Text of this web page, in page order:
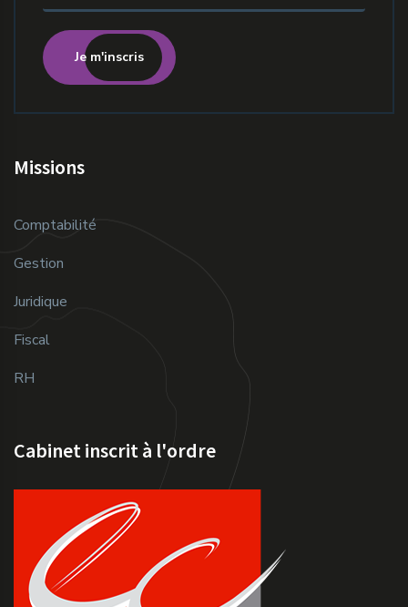
Je m'inscris
Missions
Comptabilité
Gestion
Juridique
Fiscal
RH
Cabinet inscrit à l'ordre